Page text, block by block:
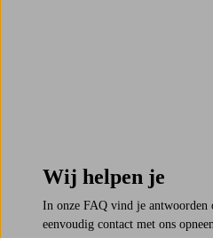
Wij helpen je
In onze FAQ vind je
eenvoudig contact met ons